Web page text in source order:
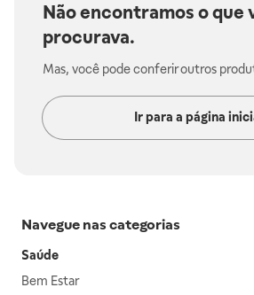
Não encontramos o que
procurava.
Mas, você pode conferir outros
Ir para a página
Navegue nas categorias
Saúde
Bem Estar